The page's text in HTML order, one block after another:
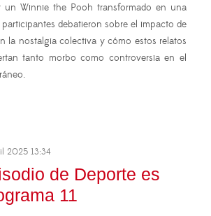
un Winnie the Pooh transformado en una
debatieron sobre el impacto de
la nostalgia colectiva y cómo estos relatos
tanto morbo como controversia en el
2025 13:34
de Deporte es
11